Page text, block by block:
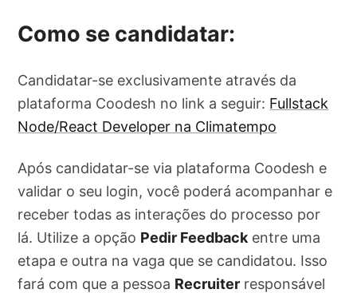
Como se candidatar:
Candidatar-se exclusivamente através da
plataforma Coodesh no link a seguir: Fullstack
Node/React Developer na Climatempo
Após candidatar-se via plataforma Coodesh e
validar o seu login, você poderá acompanhar e
receber todas as interações do processo por
lá. Utilize a opção Pedir Feedback entre uma
etapa e outra na vaga que se candidatou. Isso
fará com que a pessoa Recruiter responsável